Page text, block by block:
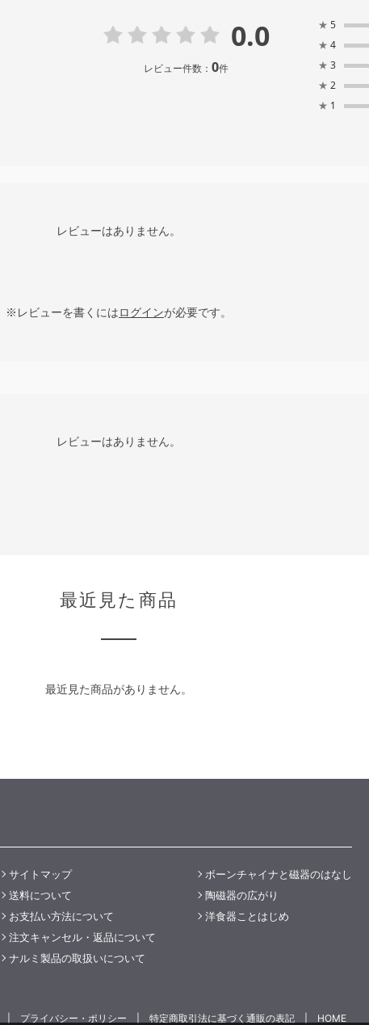
0.0
レビュー件数： 0件
★ 5
★ 4
★ 3
★ 2
★ 1
レビューはありません。
※レビューを書くにはログインが必要です。
レビューはありません。
最近見た商品
最近見た商品がありません。
サイトマップ
送料について
お支払い方法について
注文キャンセル・返品について
ナルミ製品の取扱いについて
ボーンチャイナと磁器のはなし
陶磁器の広がり
洋食器ことはじめ
プライバシー・ポリシー 特定商取引法に基づく通販の表記 HOME